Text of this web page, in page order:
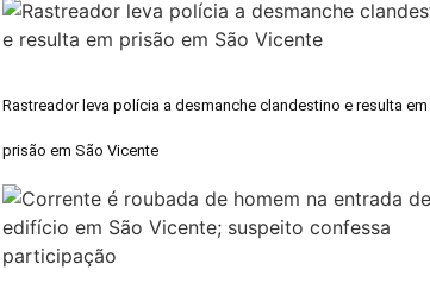
Rastreador leva polícia a desmanche clandestino e resulta em
prisão em São Vicente